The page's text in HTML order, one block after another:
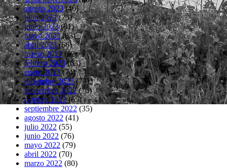
agosto 2023(46)
julio 2023(75)
junio 2023(81)
mayo 2023(83)
abril 2023(66)
marzo 2023(62)
febrero 2023(63)
enero 2023(74)
diciembre 2022(73)
noviembre 2022(76)
octubre 2022(65)
septiembre 2022 (35)
agosto 2022 (41)
julio 2022 (55)
junio 2022 (76)
mayo 2022 (79)
abril 2022 (70)
marzo 2022 (80)